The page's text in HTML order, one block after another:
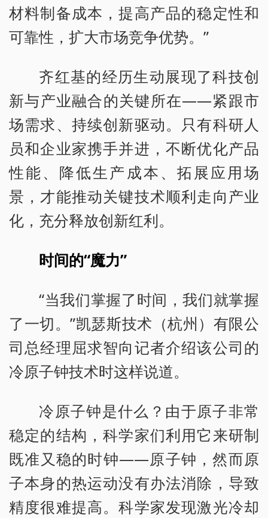
材料制备成本，提高产品的稳定性和
可靠性，扩大市场竞争优势。”
齐红基的经历生动展现了科技创
新与产业融合的关键所在——紧跟市
场需求、持续创新驱动。只有科研人
员和企业家携手并进，不断优化产品
性能、降低生产成本、拓展应用场
景，才能推动关键技术顺利走向产业
化，充分释放创新红利。
时间的“魔力”
“当我们掌握了时间，我们就掌握
了一切。”凯瑟斯技术（杭州）有限公
司总经理屈求智向记者介绍该公司的
冷原子钟技术时这样说道。
冷原子钟是什么？由于原子非常
稳定的结构，科学家们利用它来研制
既准又稳的时钟——原子钟，然而原
子本身的热运动没有办法消除，导致
精度很难提高。科学家发现激光冷却